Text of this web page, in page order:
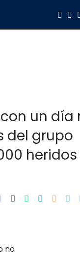
un día
del grupo
no